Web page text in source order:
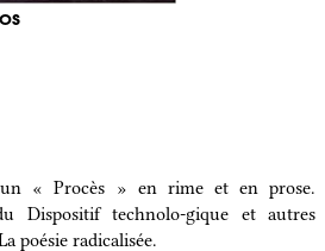
« Procès » en rime et en prose.
Dispositif technolo-gique et autres
poésie radicalisée.